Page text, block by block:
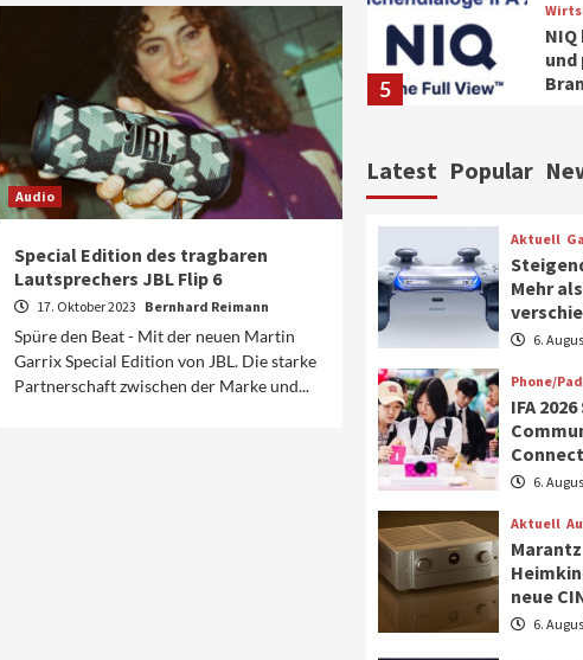
Audio
Special Edition des tragbaren
Lautsprechers JBL Flip 6
17. Oktober 2023 Bernhard Reimann
Spüre den Beat - Mit der neuen Martin
Garrix Special Edition von JBL. Die starke
Partnerschaft zwischen der Marke und...
5
NIQ
und
6
7
1
IFA
Latest Popular
Aktuell
Mehr
6.
Phone/Pad
IFA
6.
Aktuell
neue
6.